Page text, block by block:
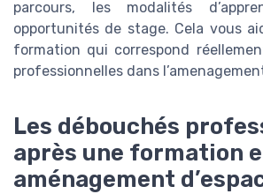
parcours, les modalités
opportunités de stage. Cela vous
formation qui correspond
professionnelles dans
Les débouchés
après une formation
aménagement